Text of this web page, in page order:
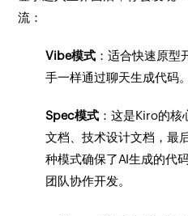
流：
Vibe模式 ：适合快速原型
手一样通过聊天生成代码。
Spec模式 ：这是Kiro的
文档、技术设计文档，最
种模式确保了AI生成的代
团队协作开发。